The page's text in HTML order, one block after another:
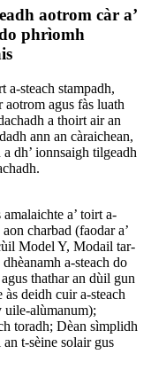
​​​​aotrom càr a’
phrìomh
a-steach stampadh,
aotrom agus fàs luath
a thoirt air an
ann an càraichean,
dh’ ionnsaigh tilgeadh
a’ toirt a-
charbad (faodar a’
Model Y, Modail tar-
a-steach do
thathar an dùil gun
às deidh cuir a-steach
uile-alùmanum);
toradh; Dèan sìmplidh
an t-sèine solair gus